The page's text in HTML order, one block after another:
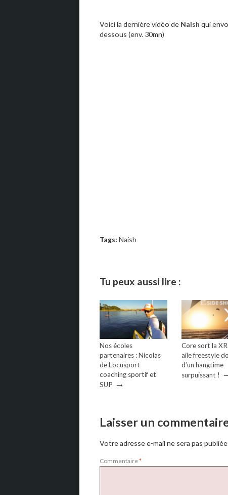
Voici la dernière vidéo de Naish qui
dessous (env. 30mn)
Tags: Naish
Tu peux aussi lire :
Nos écoles
partenaires : Nicolas
de Locusport
coaching sportif et
SUP →
Core sort la
aile freestyle
d’un hangtime
surpuissant !
Laisser un
Votre adresse e-mail ne sera pas
Commentaire*